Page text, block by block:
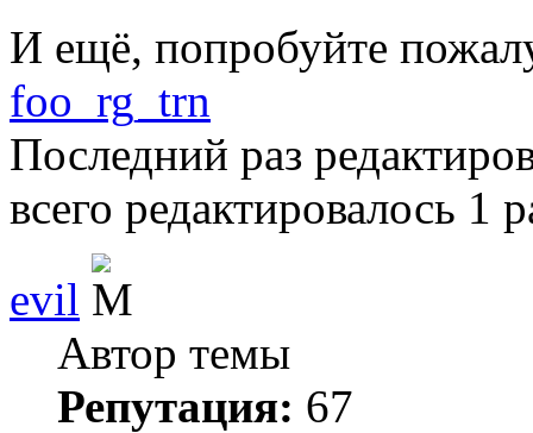
И ещё, попробуйте
foo_rg_trn
Последний раз
всего редактировалось 1
evil
Автор темы
Репутация: 67